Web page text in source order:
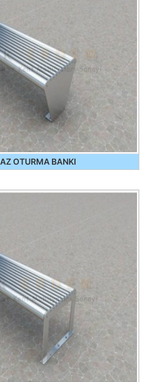
OTURMA BANKI